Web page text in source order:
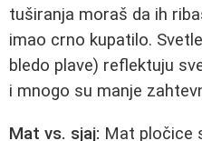
tuširanja moraš da ih
imao crno kupatilo.
bledo plave) reflektuju
i mnogo su manje
Mat vs. sjaj: Mat pločice